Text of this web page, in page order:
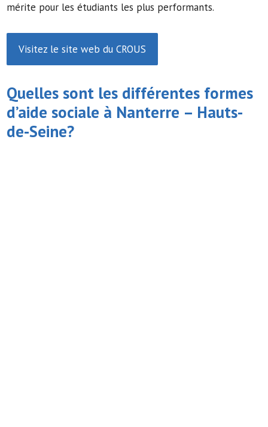
mérite pour les étudiants les plus performants.
Visitez le site web du CROUS
Quelles sont les différentes formes
d’aide sociale à Nanterre – Hauts-
de-Seine?